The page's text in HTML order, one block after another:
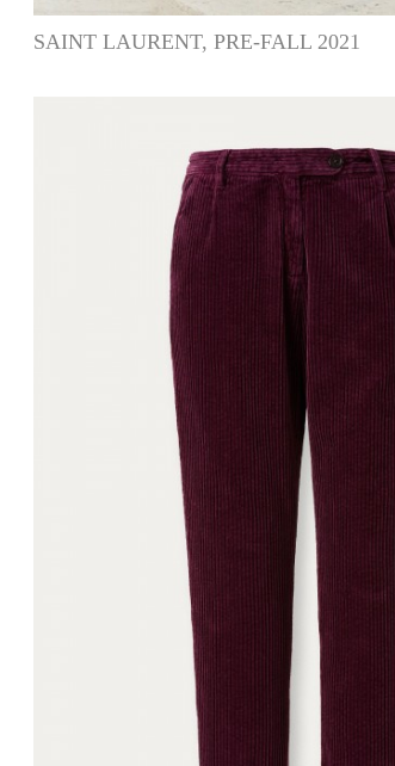
SAINT LAURENT, PRE-FALL 2021